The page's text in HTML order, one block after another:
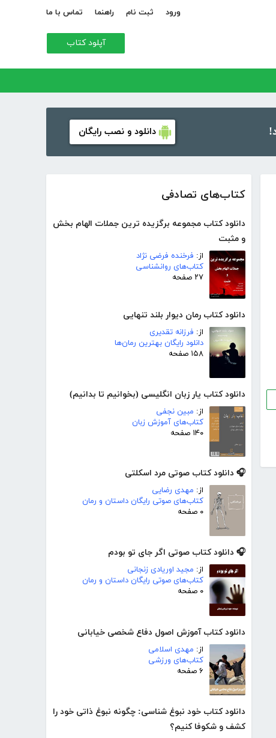
ورود ثبت نام راهنما تماس با ما
آپلود کتاب
دانلود و نصب رایگان
کتاب‌های تصادفی
دانلود کتاب مجموعه برگزیده ترین جملات الهام بخش
و مثبت
از: فرخنده فرضی نژاد
کتاب‌های روانشناسی
۲۷ صفحه
دانلود کتاب رمان دیوار بلند تنهایی
از: فرزانه تقدیری
دانلود رایگان بهترین رمان‌ها
۱۵۸ صفحه
دانلود کتاب یار زبان انگلیسی (بخوانیم تا بدانیم)
از: مبین نجفی
کتاب‌های آموزش زبان
۱۴۰ صفحه
🎧 دانلود کتاب صوتی مرد اسکلتی
از: مهدی رضایی
کتاب‌های صوتی رایگان داستان و رمان
۰ صفحه
🎧 دانلود کتاب صوتی اگر جای تو بودم
از: مجید اوریادی زنجانی
کتاب‌های صوتی رایگان داستان و رمان
۰ صفحه
دانلود کتاب آموزش اصول دفاع شخصی خیابانی
از: مهدی اسلامی
کتاب‌های ورزشی
۶ صفحه
دانلود کتاب خود نبوغ شناسی: چگونه نبوغ ذاتی خود را
کشف و شکوفا کنیم؟